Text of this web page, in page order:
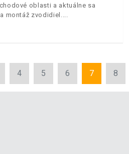
oblasti a aktuálne sa
montáž zvodidiel.
4 5 6 7 8